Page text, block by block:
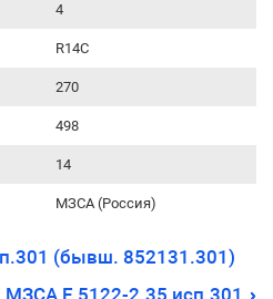
4
R14С
270
498
14
МЗСА (Россия)
(бывш. 852131.301)
МЗСА E 5122-2.35 исп.301